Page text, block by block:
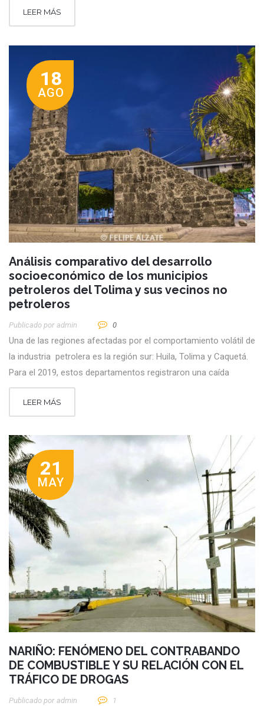
LEER MÁS
18
AGO
Análisis comparativo del desarrollo
socioeconómico de los municipios
petroleros del Tolima y sus vecinos no
petroleros
Publicado por Admin 0
Una de las regiones afectadas por el comportamiento volátil de
la industria petrolera es la región sur: Huila, Tolima y Caquetá.
Para el 2019, estos departamentos registraron una caída
LEER MÁS
21
MAY
NARIÑO: FENÓMENO DEL CONTRABANDO
DE COMBUSTIBLE Y SU RELACIÓN CON EL
TRÁFICO DE DROGAS
Publicado por Admin 1